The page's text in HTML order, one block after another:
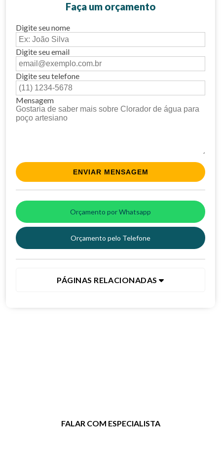
Faça um orçamento
Digite seu nome
Digite seu email
Digite seu telefone
Mensagem
Orçamento por Whatsapp
Orçamento pelo Telefone
PÁGINAS RELACIONADAS
FALAR COM ESPECIALISTA